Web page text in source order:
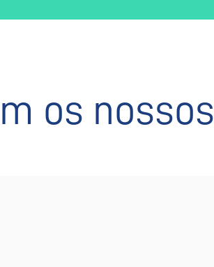
os nossos